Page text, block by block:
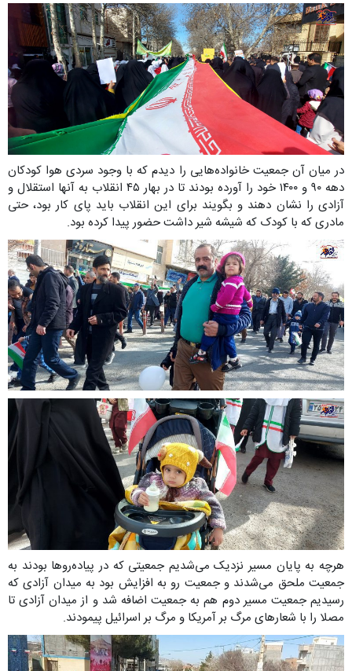
در میان آن جمعیت خانواده‌هایی را دیدم که با وجود سردی هوا کودکان
دهه ۹۰ و ۱۴۰۰ خود را آورده بودند تا در بهار ۴۵ انقلاب به آنها استقلال و
آزادی را نشان دهند و بگویند برای این انقلاب باید پای کار بود، حتی
مادری که با کودک که شیشه شیر داشت حضور پیدا کرده بود.
هرچه به پایان مسیر نزدیک می‌شدیم جمعیتی که در پیاده‌روها بودند به
جمعیت ملحق می‌شدند و جمعیت رو به افزایش بود به میدان آزادی که
رسیدیم جمعیت مسیر دوم هم به جمعیت اضافه شد و از میدان آزادی تا
مصلا را با شعار‌های مرگ بر آمریکا و مرگ بر اسرائیل پیمودند.